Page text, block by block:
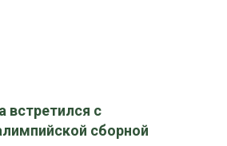
встретился с
сборной